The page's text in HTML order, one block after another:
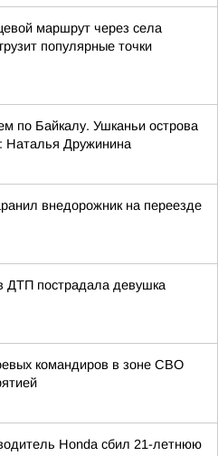
маршрут через села
популярные точки
по Байкалу. Ушканьи острова
Наталья Дружинина
внедорожник на переезде
ДТП пострадала девушка
командиров в зоне СВО
Honda сбил 21-летнюю